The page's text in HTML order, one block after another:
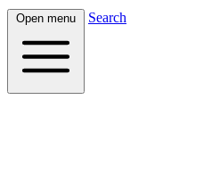
Open menu Search